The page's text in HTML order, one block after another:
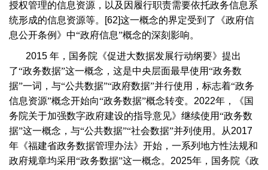
授权管理的信息资源，以及因履行职责需要依托政务信息系
统形成的信息资源等。
[62]这一概念的界定受到了《政府信
息公开条例》中“政府信息”概念的深刻影响。
2015 年，国务院《促进大数据发展行动纲要》提出
了“政务数据”这一概念，这是中央层面最早使用“政务数
据”一词，与“公共数据”“政府数据”并行使用，标志着“政务
信息资源”概念开始向“政务数据”概念转变。 2022年，《国
务院关于加强数字政府建设的指导意见》继续使用“政务数
据”这一概念，与“公共数据”“社会数据”并列使用。从2017
年《福建省政务数据管理办法》开始，一系列地方性法规和
政府规章均采用“政务数据”这一概念。 2025年，国务院《政